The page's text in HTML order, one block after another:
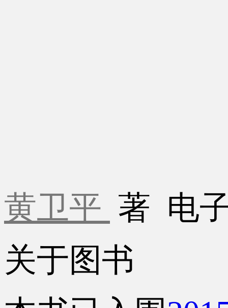
黄卫平 著 电
关于图书